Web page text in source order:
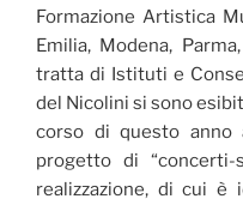
Formazione Artistica
Emilia, Modena,
tratta di Istituti e
del Nicolini si sono
corso di questo anno
progetto di “concerti-
realizzazione, di cui è